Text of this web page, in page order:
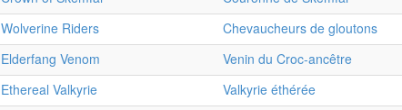
Wolverine Riders Chevaucheurs de gloutons
Elderfang Venom Venin du Croc-ancêtre
Ethereal Valkyrie Valkyrie éthérée